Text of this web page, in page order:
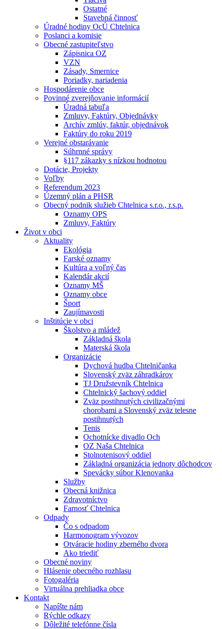
Ostatné
Stavebná činnosť
Úradné hodiny OcÚ Chtelnica
Poslanci a komisie
Obecné zastupiteľstvo
Zápisnica OZ
VZN
Zásady, Smernice
Poriadky, nariadenia
Hospodárenie obce
Povinné zverejňovanie informácií
Úradná tabuľa
Zmluvy, Faktúry, Objednávky
Archív zmlúv, faktúr, objednávok
Faktúry do roku 2019
Verejné obstarávanie
Súhrnné správy
§117 zákazky s nízkou hodnotou
Dotácie, Projekty
Voľby
Referendum 2023
Územný plán a PHSR
Obecný podnik služieb Chtelnica s.r.o., r.s.p.
Oznamy OPS
Zmluvy, Faktúry
Život v obci
Aktuality
Ekológia
Farské oznamy
Kultúra a voľný čas
Kalendár akcií
Oznamy MŠ
Oznamy obce
Šport
Zaujímavosti
Inštitúcie v obci
Školstvo a mládež
Základná škola
Materská škola
Organizácie
Dychová hudba Chtelničanka
Slovenský zväz záhradkárov
TJ Družstevník Chtelnica
Chtelnický šachový oddiel
Zväz postihnutých civilizačnými
chorobami a Slovenský zväz telesne
postihnutých
Tenis
Ochotnícke divadlo Och
OZ Naša Chtelnica
Stolnotenisový oddiel
Základná organizácia jednoty dôchodcov
Spevácky súbor Klenovanka
Služby
Obecná knižnica
Zdravotníctvo
Farnosť Chtelnica
Odpady
Čo s odpadom
Harmonogram vývozov
Otváracie hodiny zberného dvora
Ako triediť
Obecné noviny
Hlásenie obecného rozhlasu
Fotogaléria
Virtuálna prehliadka obce
Kontakt
Napíšte nám
Rýchle odkazy
Dôležité telefónne čísla